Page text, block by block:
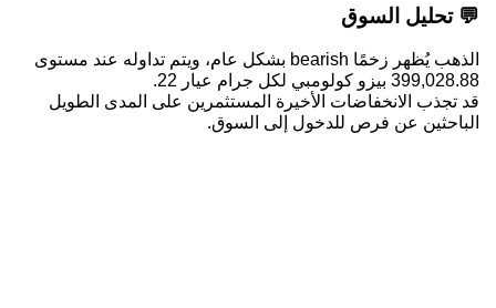
💬 تحليل السوق
الذهب يُظهر زخمًا bearish بشكل عام، ويتم تداوله عند مستوى
399,028.88 بيزو كولومبي لكل جرام عيار 22.
قد تجذب الانخفاضات الأخيرة المستثمرين على المدى الطويل
الباحثين عن فرص للدخول إلى السوق.